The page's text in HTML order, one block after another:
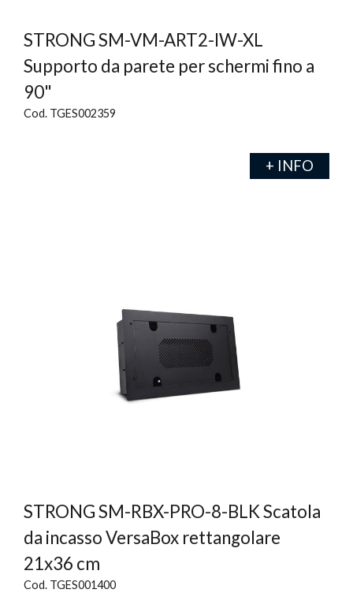
STRONG SM-VM-ART2-IW-XL
Supporto da parete per schermi fino a
90"
Cod. TGES002359
+ INFO
STRONG SM-RBX-PRO-8-BLK Scatola
da incasso VersaBox rettangolare
21x36 cm
Cod. TGES001400